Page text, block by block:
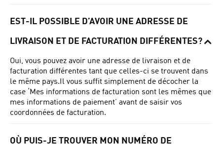
EST-IL POSSIBLE D’AVOIR UNE ADRESSE DE
LIVRAISON ET DE FACTURATION DIFFÉRENTES?
Oui, vous pouvez avoir une adresse de livraison et de
facturation différentes tant que celles-ci se trouvent dans
le même pays. Il vous suffit simplement de décocher la
case ‘Mes informations de facturation sont les mêmes que
mes informations de paiement’ avant de saisir vos
coordonnées de facturation.
OÙ PUIS-JE TROUVER MON NUMÉRO DE